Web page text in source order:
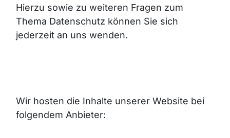
Hierzu sowie zu weiteren Fragen zum
Thema Datenschutz können Sie sich
jederzeit an uns wenden.
Wir hosten die Inhalte unserer Website bei
folgendem Anbieter: